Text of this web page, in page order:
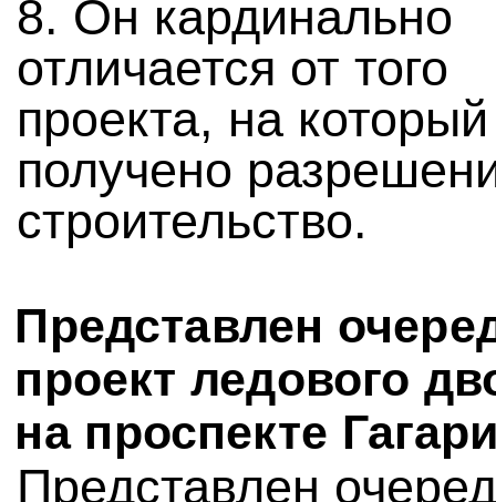
8. Он кардинально
отличается от того
проекта, на который
получено
строительство.
Представлен
проект ледового
на проспекте
Представлен